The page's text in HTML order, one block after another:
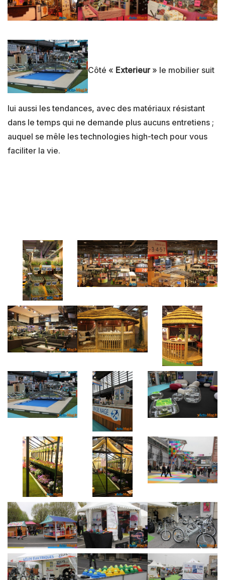
Côté « Exterieur» le mobilier suit
lui aussi les tendances, avec des matériaux résistant
dans le temps qui ne demande plus aucuns entretiens ;
auquel se mêle les technologies high-tech pour vous
faciliter la vie.